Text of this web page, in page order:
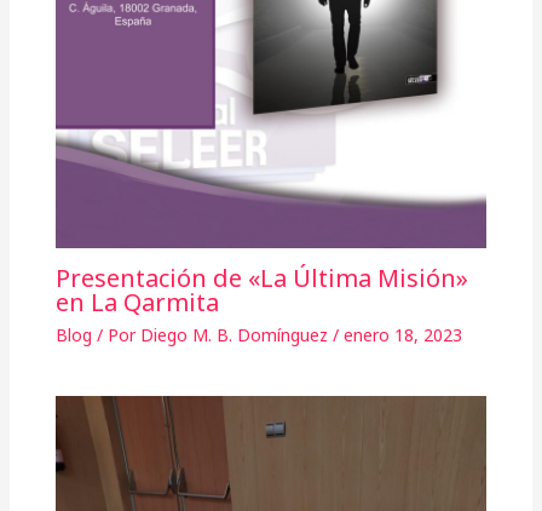
Presentación de «La Última Misión»
en La Qarmita
Blog / Por Diego M. B. Domínguez / enero 18, 2023